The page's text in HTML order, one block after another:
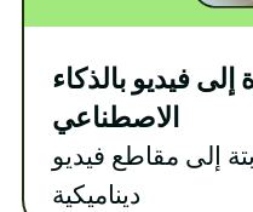
فيديو بالذكاء
الاصطناعي
إلى مقاطع فيديو
ديناميكية